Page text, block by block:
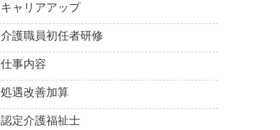
キャリアアップ
介護職員初任者研修
仕事内容
処遇改善加算
認定介護福祉士